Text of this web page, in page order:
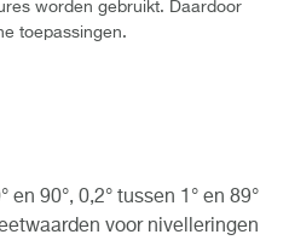
worden gebruikt. Daardoor
toepassingen.
en 90°, 0,2° tussen 1° en 89°
voor nivelleringen